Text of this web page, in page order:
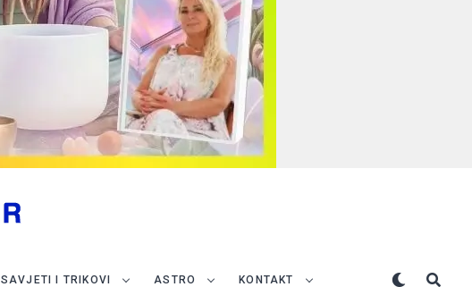
SAVJETI I TRIKOVI ASTRO KONTAKT